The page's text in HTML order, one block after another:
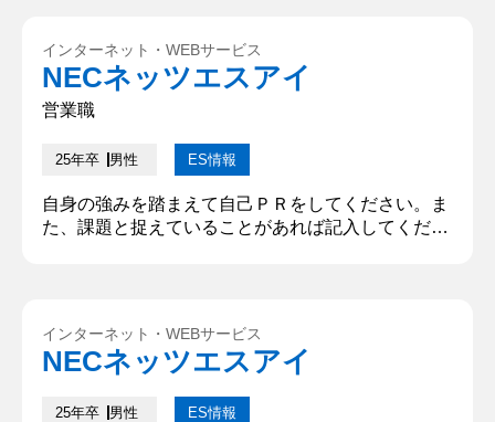
インターネット・WEBサービス
NECネッツエスアイ
営業職
25年卒 男性 ES情報
自身の強みを踏まえて自己ＰＲをしてください。ま
た、課題と捉えていることがあれば記入してくださ
たので私は実力を上げるために自ら監督に朝練の許
可を取りに行きました。今まで自身のサッカー部で
インターネット・WEBサービス
NECネッツエスアイ
25年卒 男性 ES情報